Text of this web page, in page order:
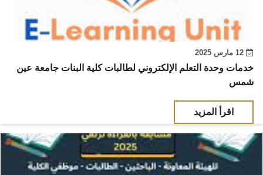
خدمات وحدة التعلم الإلكتروني لطالبات كلية البنات جامعة عين
شمس
اقرأ المزيد